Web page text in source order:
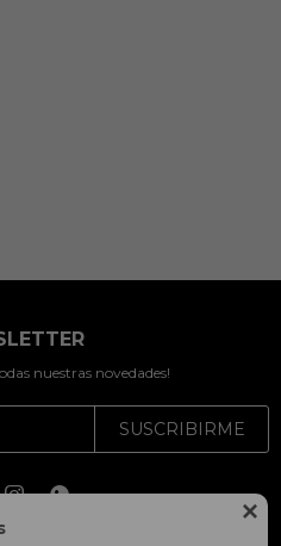

nuestras novedades!
SUSCRIBIRME
 